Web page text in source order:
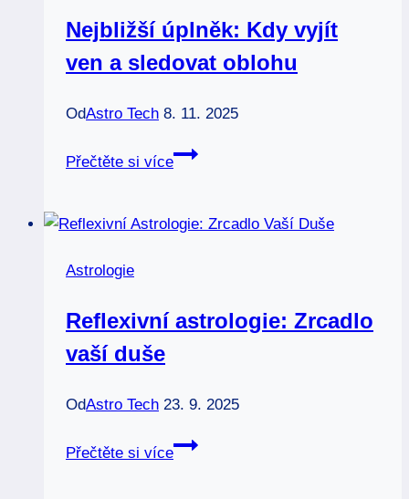
Nejbližší úplněk: Kdy vyjít
ven a sledovat oblohu
OdAstro Tech 8. 11. 2025
Přečtěte si více
Nejbližší
vyjít
oblohu
Astrologie
Reflexivní astrologie: Zrcadlo
vaší duše
OdAstro Tech 23. 9. 2025
Přečtěte si více
Reflexivní